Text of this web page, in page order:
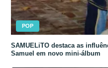
POP
SAMUELiTO destaca as
Samuel em novo mini-álbum